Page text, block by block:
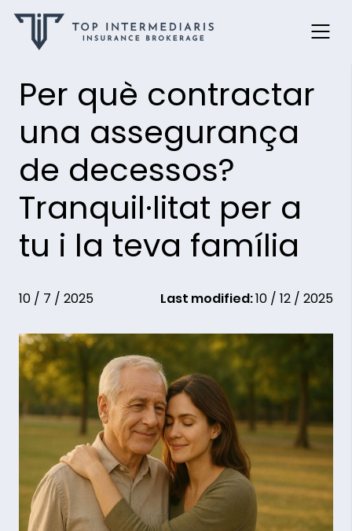
content
Per què contractar
una assegurança
de decessos?
Tranquil·litat per a
tu i la teva família
10 / 7 / 2025 Last modified:10 / 12 / 2025